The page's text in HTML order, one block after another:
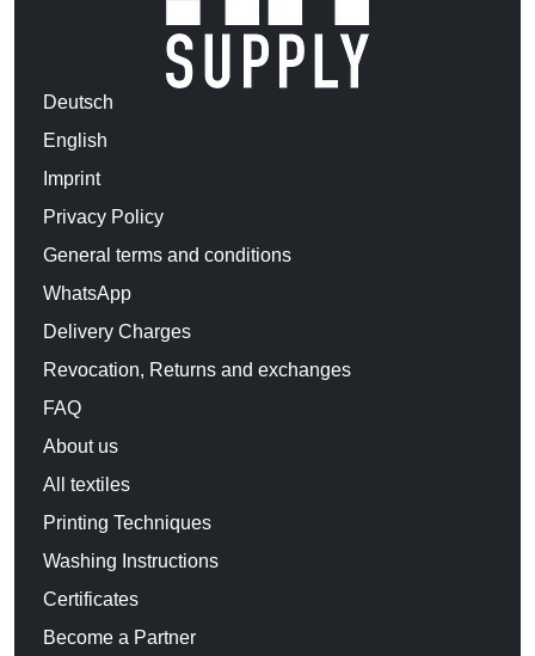
Deutsch
English
Imprint
Privacy Policy
General terms and conditions
WhatsApp
Delivery Charges
Revocation, Returns and exchanges
FAQ
About us
All textiles
Printing Techniques
Washing Instructions
Certificates
Become a Partner